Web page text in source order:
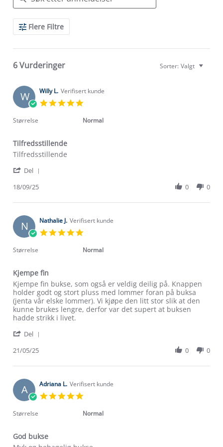
Search
ReviewsFlere Filtre
6 Vurderinger Sorter: Valgt
W Willy L. Verifisert kunde
rating
Størrelse Normal
Tilfredsstillende
Review
Willy
on
Sep
review
Tilfredsstillende
Tilfredsstillende
Del
Willy
on
18
Sep
18/09/25 0 0
N Nathalie J. Verifisert kunde
rating
Størrelse Normal
Kjempe fin
Review
by
Nathalie
J.
on
May
review
stating
Kjempe
fin
Kjempe fin bukse, som også er veldig deilig på. Knappen
holder godt og stort pluss med lommer foran på buksa
(jenta vår elske lommer). Vi kjøpe den litt stor slik at den
kunne brukes lengre, derfor var det supert at buksen
hadde strikk i livet.
Del
Nathalie
on
21
May
21/05/25 0 0
A Adriana L. Verifisert kunde
rating
Størrelse Normal
God bukse